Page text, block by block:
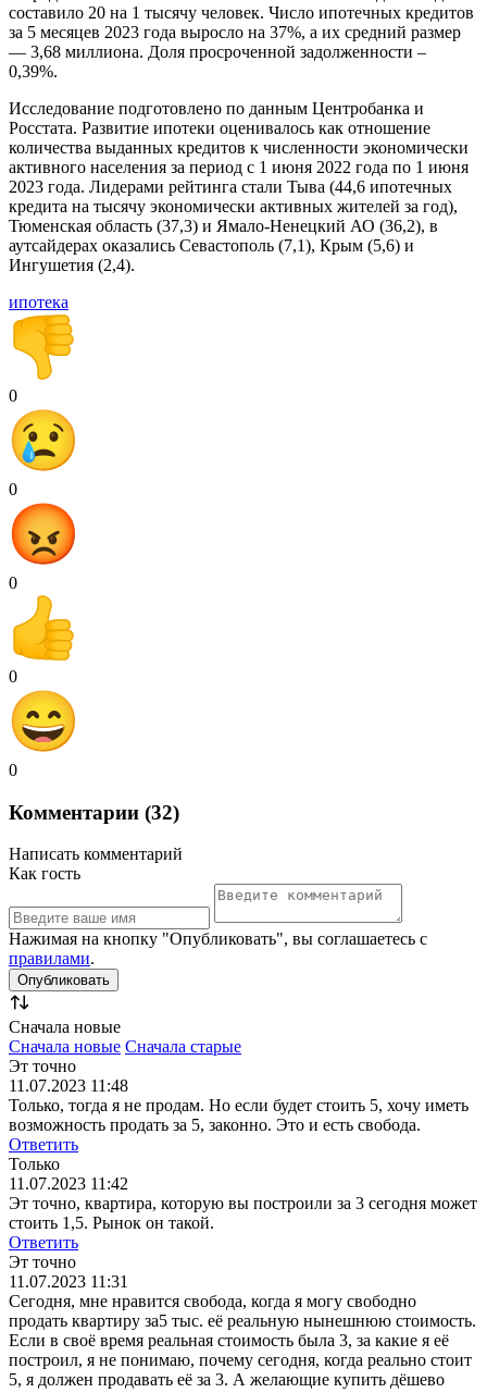
составило 20 на 1 тысячу человек. Число ипотечных кредитов
за 5 месяцев 2023 года выросло на 37%, а их средний размер
— 3,68 миллиона. Доля просроченной задолженности –
0,39%.
Исследование подготовлено по данным Центробанка и
Росстата. Развитие ипотеки оценивалось как отношение
количества выданных кредитов к численности экономически
активного населения за период с 1 июня 2022 года по 1 июня
2023 года. Лидерами рейтинга стали Тыва (44,6 ипотечных
кредита на тысячу экономически активных жителей за год),
Тюменская область (37,3) и Ямало-Ненецкий АО (36,2), в
аутсайдерах оказались Севастополь (7,1), Крым (5,6) и
Ингушетия (2,4).
ипотека
0
0
0
0
0
Комментарии (32)
Написать комментарий
Как гость
Нажимая на кнопку "Опубликовать", вы соглашаетесь с
правилами.
Сначала новые
Сначала новые Сначала старые
Эт точно
11.07.2023 11:48
Только, тогда я не продам. Но если будет стоить 5, хочу иметь
возможность продать за 5, законно. Это и есть свобода.
Ответить
Только
11.07.2023 11:42
Эт точно, квартира, которую вы построили за 3 сегодня может
стоить 1,5. Рынок он такой.
Ответить
Эт точно
11.07.2023 11:31
Сегодня, мне нравится свобода, когда я могу свободно
продать квартиру за5 тыс. её реальную нынешнюю стоимость.
Если в своё время реальная стоимость была 3, за какие я её
построил, я не понимаю, почему сегодня, когда реально стоит
5, я должен продавать её за 3. А желающие купить дёшево